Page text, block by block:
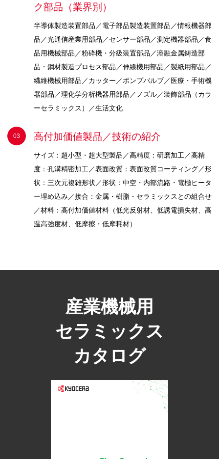
ク部品（業界別）
半導体製造装置部品／電子部品製造装置部品／情報機器部
品／光通信産業用部品／センサー部品／測定機器部品／食
品用機械部品／粉砕機・分級装置部品／溶融金属鋳造部
品・鋼材製造プロセス部品／伸線機用部品／製紙用部品／
繊維機械用部品／カッター／ポンプバルブ／医療・手術機
器部品／理化学分析機器用部品／ノズル／装飾部品（カラ
ーセラミックス）／生活文化
高付加価値製品／技術の紹介
サイズ：超小型・超大型製品／高精度：研磨加工／高精
度：孔溝精密加工／表面改質：表面改質コーティング／形
状：三次元複雑形状／形状：中空・内部流路・電極ヒータ
ー埋め込み／接合：金属・樹脂・セラミックスとの組合せ
／材料：高付加価値材料（低光反射材、低誘電損失材、高
温高強度材、低摩擦・低摩耗材）
産業機械用
セラミックス
カタログ